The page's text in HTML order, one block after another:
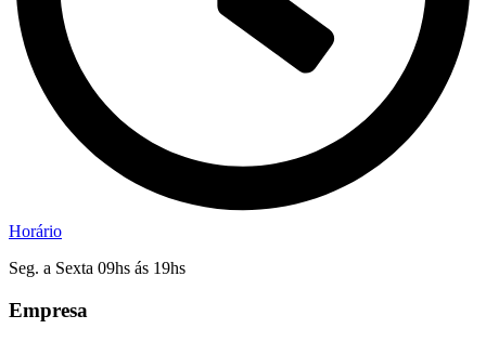
Horário
Seg. a Sexta 09hs ás 19hs
Empresa